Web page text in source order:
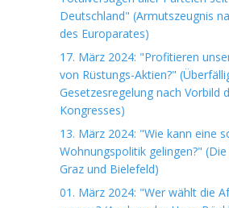
Deutschland" (Armutszeugnis
des Europarates)
17. März 2024: "Profitieren
von Rüstungs-Aktien?"
Gesetzesregelung nach Vorbild
Kongresses)
13. März 2024: "Wie kann eine
Wohnungspolitik gelingen?"
Graz und Bielefeld)
01. März 2024: "Wer wählt die